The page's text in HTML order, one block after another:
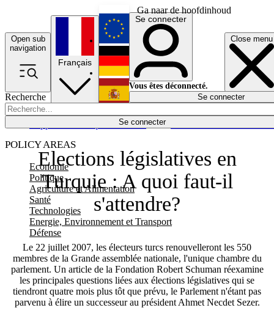
Ga naar de hoofdinhoud
Open sub
navigation
Close menu
Recherche
Se connecter
POLICY AREAS
Economie
Politique
Agriculture et Alimentation
Santé
Technologies
Energie, Environnement et Transport
Défense
Économie
Français
English
Deutsch
Español
Se connecter
Vous êtes déconnecté.
Se connecter
Elections législatives en
Turquie : A quoi faut-il
s'attendre?
Le 22 juillet 2007, les électeurs turcs renouvelleront les 550
membres de la Grande assemblée nationale, l'unique chambre du
parlement. Un article de la Fondation Robert Schuman réexamine
les principales questions liées aux élections législatives qui se
tiendront quatre mois plus tôt que prévu, le Parlement n'étant pas
parvenu à élire un successeur au président Ahmet Necdet Sezer.